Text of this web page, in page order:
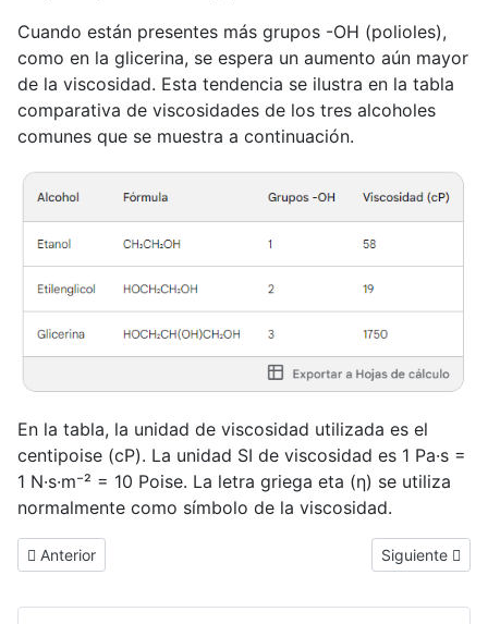
Cuando están presentes más grupos -OH (polioles),
como en la glicerina, se espera un aumento aún mayor
de la viscosidad. Esta tendencia se ilustra en la tabla
comparativa de viscosidades de los tres alcoholes
comunes que se muestra a continuación.
En la tabla, la unidad de viscosidad utilizada es el
centipoise (cP). La unidad SI de viscosidad es 1 Pa·s =
1 N·s·m⁻² = 10 Poise. La letra griega eta (η) se utiliza
normalmente como símbolo de la viscosidad.
Artículo anterior: Enlace de hidrógeno en la molécula de agua
Anterior Artículo
Siguiente